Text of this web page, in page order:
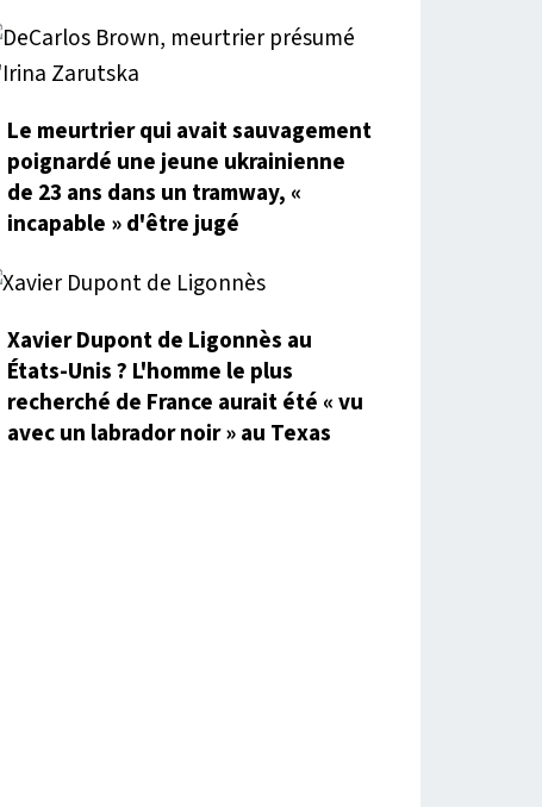
Le meurtrier qui avait sauvagement
poignardé une jeune ukrainienne
de 23 ans dans un tramway, «
incapable » d'être jugé
Xavier Dupont de Ligonnès au
États-Unis ? L'homme le plus
recherché de France aurait été « vu
avec un labrador noir » au Texas